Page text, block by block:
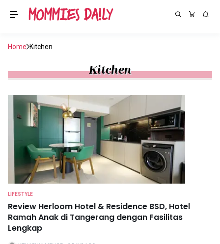
Home Kitchen
Kitchen
LIFESTYLE
Review Herloom Hotel & Residence BSD, Hotel
Ramah Anak di Tangerang dengan Fasilitas
Lengkap